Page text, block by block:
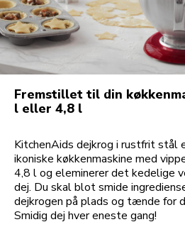
Fremstillet til din
l eller 4,8 l
KitchenAids dejkrog i rustfrit stål
ikoniske køkkenmaskine med
4,8 l og eleminerer det kedelige
dej. Du skal blot smide
dejkrogen på plads og tænde for
Smidig dej hver eneste gang!